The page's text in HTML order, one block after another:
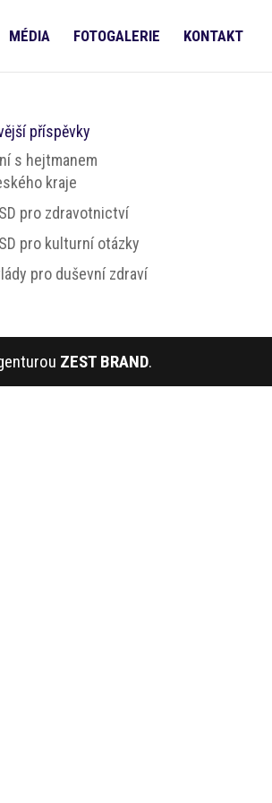
MÉDIA FOTOGALERIE KONTAKT
příspěvky
s hejtmanem
kraje
pro zdravotnictví
pro kulturní otázky
pro duševní zdraví
ZEST BRAND.